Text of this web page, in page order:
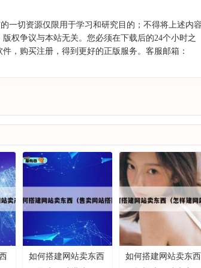
一切资源仅限用于学习和研究目的；不得将上述内
权争议与本站无关。您必须在下载后的24个小时之
，购买注册，得到更好的正版服务。客服邮箱：
如何搭建网站卖东西
如何搭建网站卖东西